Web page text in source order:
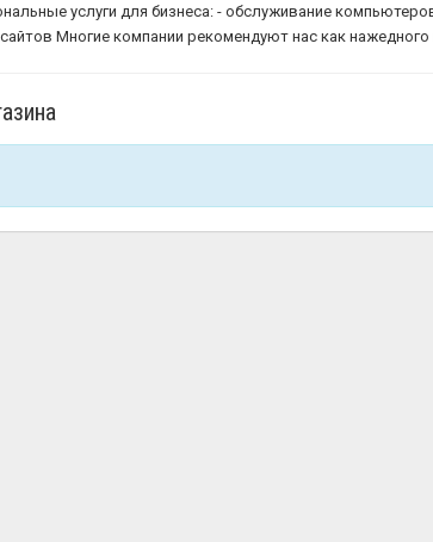
услуги для бизнеса: - обслуживание
Многие компании рекомендуют нас как